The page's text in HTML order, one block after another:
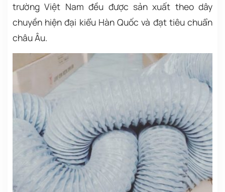
trường Việt Nam đều được sản xuất theo dây
chuyền hiện đại kiểu Hàn Quốc và đạt tiêu chuẩn
châu Âu.